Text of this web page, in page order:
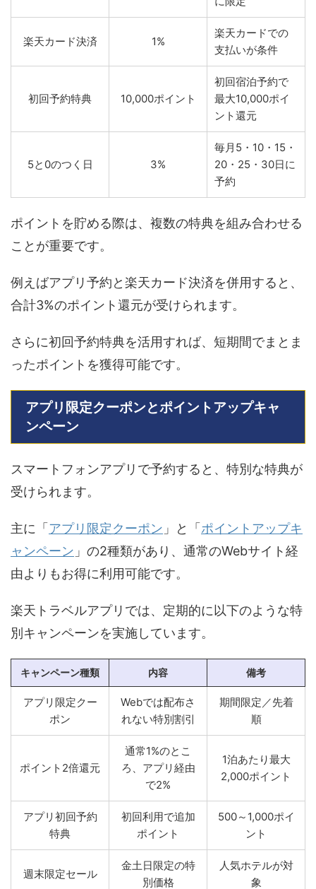
楽天カード決済 1%
楽天カードでの
支払いが条件
初回予約特典 10,000ポイント
初回宿泊予約で
最大10,000ポイ
ント還元
5と0のつく日 3%
毎月5・10・15・
20・25・30日に
予約
ポイントを貯める際は、複数の特典を組み合わせる
ことが重要です。
例えばアプリ予約と楽天カード決済を併用すると、
合計3%のポイント還元が受けられます。
さらに初回予約特典を活用すれば、短期間でまとま
ったポイントを獲得可能です。
アプリ限定クーポンとポイントアップキャ
ンペーン
スマートフォンアプリで予約すると、特別な特典が
受けられます。
主に「 アプリ限定クーポン 」と「 ポイントアップキ
ャンペーン 」の2種類があり、通常のWebサイト経
由よりもお得に利用可能です。
楽天トラベルアプリでは、定期的に以下のような特
別キャンペーンを実施しています。
キャンペーン種類 内容 備考
アプリ限定クー
ポン
Webでは配布さ
れない特別割引
期間限定／先着
順
ポイント2倍還元
通常1%のとこ
ろ、アプリ経由
で2%
1泊あたり最大
2,000ポイント
アプリ初回予約
特典
初回利用で追加
ポイント
500～1,000ポイ
ント
週末限定セール
金土日限定の特
別価格
人気ホテルが対
象